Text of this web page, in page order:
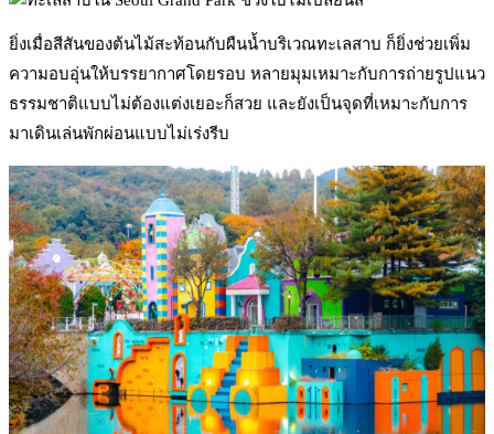
ยิ่งเมื่อสีสันของต้นไม้สะท้อนกับผืนน้ำบริเวณทะเลสาบ ก็ยิ่งช่วยเพิ่ม
ความอบอุ่นให้บรรยากาศโดยรอบ หลายมุมเหมาะกับการถ่ายรูปแนว
ธรรมชาติแบบไม่ต้องแต่งเยอะก็สวย และยังเป็นจุดที่เหมาะกับการ
มาเดินเล่นพักผ่อนแบบไม่เร่งรีบ